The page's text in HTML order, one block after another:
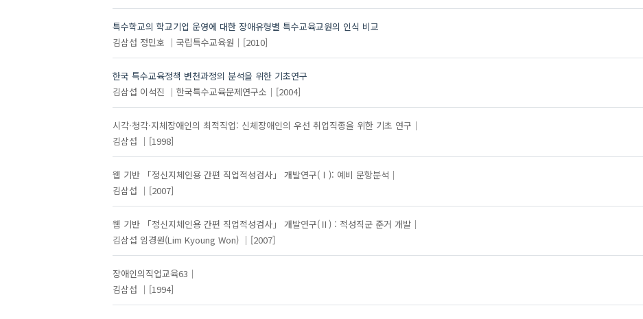
특수학교의 학교기업 운영에 대한 장애유형별 특수교육교원의 인식 비교
김삼섭 정민호 국립특수교육원 [2010]
한국 특수교육정책 변천과정의 분석을 위한 기초연구
김삼섭 이석진 한국특수교육문제연구소 [2004]
시각·청각·지체장애인의 최적직업: 신체장애인의 우선 취업직종을 위한 기초 연구
김삼섭
[1998]
웹 기반 「정신지체인용 간편 직업적성검사」 개발연구(Ⅰ): 예비 문항분석
김삼섭
[2007]
웹 기반 「정신지체인용 간편 직업적성검사」 개발연구(Ⅱ) : 적성직군 준거 개발
김삼섭 임경원(Lim Kyoung Won) [2007]
장애인의직업교육63
김삼섭
[1994]